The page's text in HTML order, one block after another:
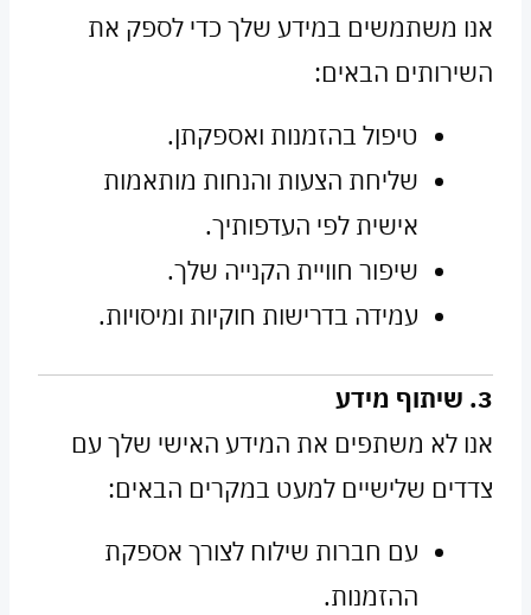
אנו משתמשים במידע שלך כדי לספק את
השירותים הבאים:
טיפול בהזמנות ואספקתן.
שליחת הצעות והנחות מותאמות
אישית לפי העדפותיך.
שיפור חוויית הקנייה שלך.
עמידה בדרישות חוקיות ומיסויות.
3. שיתוף מידע
אנו לא משתפים את המידע האישי שלך עם
צדדים שלישיים למעט במקרים הבאים:
עם חברות שילוח לצורך אספקת
ההזמנות.